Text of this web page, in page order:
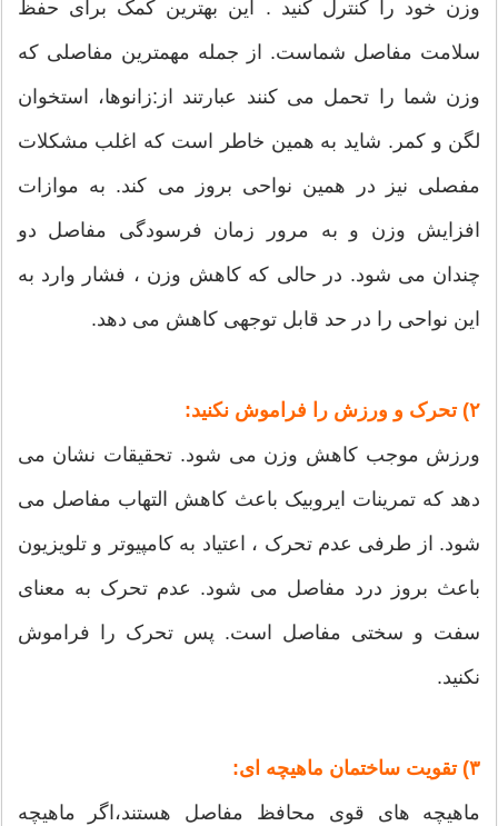
وزن خود را کنترل کنید . این بهترین کمک برای حفظ
سلامت مفاصل شماست. از جمله مهمترین مفاصلی که
وزن شما را تحمل می کنند عبارتند از:زانوها، استخوان
لگن و کمر. شاید به همین خاطر است که اغلب مشکلات
مفصلی نیز در همین نواحی بروز می کند. به موازات
افزایش وزن و به مرور زمان فرسودگی مفاصل دو
چندان می شود. در حالی که کاهش وزن ، فشار وارد به
این نواحی را در حد قابل توجهی کاهش می دهد.
۲) تحرک و ورزش را فراموش نکنید:
ورزش موجب کاهش وزن می شود. تحقیقات نشان می
دهد که تمرینات ایروبیک باعث کاهش التهاب مفاصل می
شود. از طرفی عدم تحرک ، اعتیاد به کامپیوتر و تلویزیون
باعث بروز درد مفاصل می شود. عدم تحرک به معنای
سفت و سختی مفاصل است. پس تحرک را فراموش
نکنید.
۳) تقویت ساختمان ماهیچه ای:
ماهیچه های قوی محافظ مفاصل هستند،اگر ماهیچه